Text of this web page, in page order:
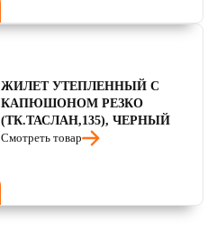
ЖИЛЕТ УТЕПЛЕННЫЙ С
КАПЮШОНОМ РЕЗКО
(ТК.ТАСЛАН,135), ЧЕРНЫЙ
Смотреть товар